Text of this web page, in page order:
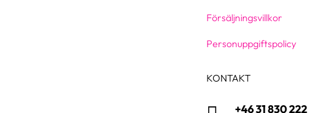
Försäljningsvillkor
Personuppgiftspolicy
KONTAKT
+46 31 830 222